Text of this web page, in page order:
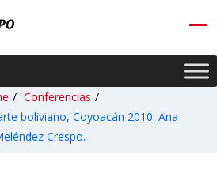
/ Conferencias /
boliviano, Coyoacán 2010. Ana
Crespo.